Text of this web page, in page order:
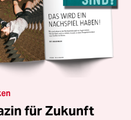
für Zukunft